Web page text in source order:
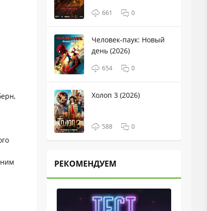
661 0
Человек-паук: Новый
день (2026)
654 0
Холоп 3 (2026)
588 0
РЕКОМЕНДУЕМ